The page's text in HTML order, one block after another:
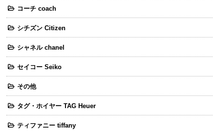
コーチ coach
シチズン Citizen
シャネル chanel
セイコー Seiko
その他
タグ・ホイヤー TAG Heuer
ティファニー tiffany